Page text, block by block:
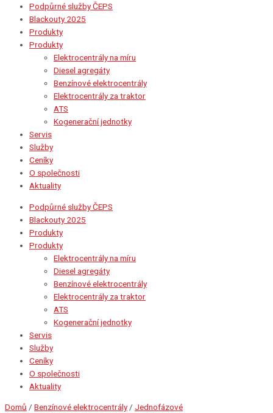
Podpůrné služby ČEPS
Blackouty 2025
Produkty
Produkty
Elektrocentrály na míru
Diesel agregáty
Benzínové elektrocentrály
Elektrocentrály za traktor
ATS
Kogenerační jednotky
Servis
Služby
Ceníky
O společnosti
Aktuality
Podpůrné služby ČEPS
Blackouty 2025
Produkty
Produkty
Elektrocentrály na míru
Diesel agregáty
Benzínové elektrocentrály
Elektrocentrály za traktor
ATS
Kogenerační jednotky
Servis
Služby
Ceníky
O společnosti
Aktuality
Domů / Benzínové elektrocentrály/ Jednofázové